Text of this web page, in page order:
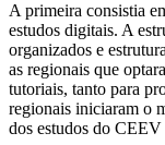
A primeira consistia
estudos digitais. A
organizados e
as regionais que
tutoriais, tanto para
regionais iniciaram o
dos estudos do CEEV